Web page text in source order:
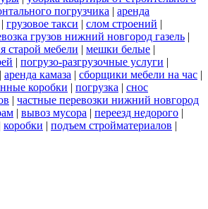
погрузчика | аренда
| грузовое такси | слом строений |
грузов нижний новгород газель |
старой мебели | мешки белые |
| погрузо-разгрузочные услуги |
| аренда камаза | сборщики мебели на час |
коробки | погрузка | снос
| частные перевозки нижний новгород
| вывоз мусора | переезд недорого |
коробки | подъем стройматериалов |